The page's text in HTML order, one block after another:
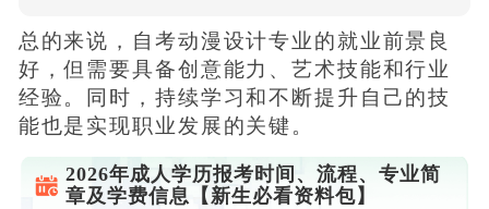
总的来说，自考动漫设计专业的就业前景良
好，但需要具备创意能力、艺术技能和行业
经验。同时，持续学习和不断提升自己的技
能也是实现职业发展的关键。
2026年成人学历报考时间、流程、专业简
章及学费信息【新生必看资料包】